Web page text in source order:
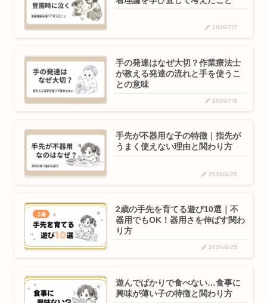
2026/7/7
手の発達はなぜ大切？作業療法士
が教える発達の流れと手を使うこ
との意味
2026/7/2
手先が不器用な子の特徴｜指先が
うまく使えない理由と関わり方
2026/6/25
2歳の手先を育てる遊び10選｜不
器用でもOK！器用さを伸ばす関わ
り方
2026/6/25
遊んでばかりで食べない…食事に
興味が薄い子の特徴と関わり方